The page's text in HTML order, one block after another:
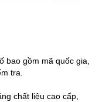
bao gồm mã quốc gia,
tra.
chất liệu cao cấp,